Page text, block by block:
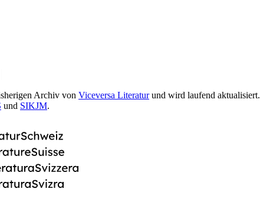
Archiv von Viceversa Literaturund wird laufend aktualisiert.
und SIKJM.